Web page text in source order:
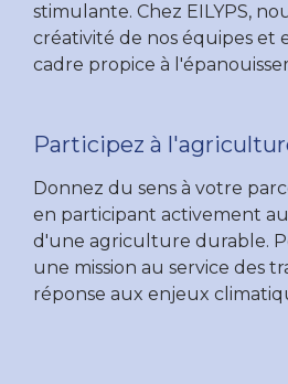
stimulante. Chez EILYPS,
créativité de nos équipes et
cadre propice à
Participez à
Donnez du sens à votre
en participant activement
d'une agriculture durable.
une mission au service des
réponse aux enjeux